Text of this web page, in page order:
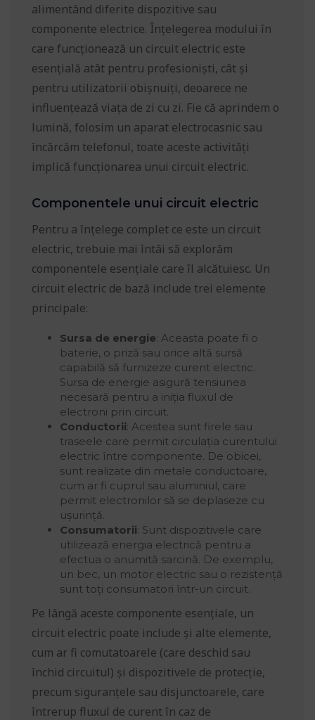
alimentând diferite dispozitive sau
componente electrice. Înțelegerea modului în
care funcționează un circuit electric este
esențială atât pentru profesioniști, cât și
pentru utilizatorii obișnuiți, deoarece ne
influențează viața de zi cu zi. Fie că aprindem o
lumină, folosim un aparat electrocasnic sau
încărcăm telefonul, toate aceste activități
implică funcționarea unui circuit electric.
Componentele unui circuit electric
Pentru a înțelege complet ce este un circuit
electric, trebuie mai întâi să explorăm
componentele esențiale care îl alcătuiesc. Un
circuit electric de bază include trei elemente
principale:
Sursa de energie: Aceasta poate fi o
baterie, o priză sau orice altă sursă
capabilă să furnizeze curent electric.
Sursa de energie asigură tensiunea
necesară pentru a iniția fluxul de
electroni prin circuit.
Conductorii: Acestea sunt firele sau
traseele care permit circulația curentului
electric între componente. De obicei,
sunt realizate din metale conductoare,
cum ar fi cuprul sau aluminiul, care
permit electronilor să se deplaseze cu
ușurință.
Consumatorii: Sunt dispozitivele care
utilizează energia electrică pentru a
efectua o anumită sarcină. De exemplu,
un bec, un motor electric sau o rezistență
sunt toți consumatori într-un circuit.
Pe lângă aceste componente esențiale, un
circuit electric poate include și alte elemente,
cum ar fi comutatoarele (care deschid sau
închid circuitul) și dispozitivele de protecție,
precum siguranțele sau disjunctoarele, care
întrerup fluxul de curent în caz de